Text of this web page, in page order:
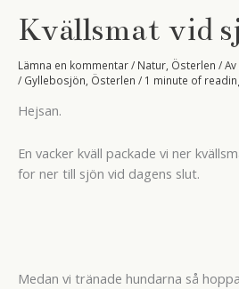
Kvällsmat vid
Lämna en kommentar/ Natur Österlen / Av
/ Gyllebosjön Österlen / 1 minute of
Hejsan.
En vacker kväll packade vi ner
for ner till sjön vid dagens slut.
Medan vi tränade hundarna så